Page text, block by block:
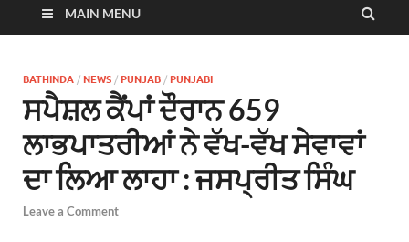
MAIN MENU
BATHINDA / NEWS / PUNJAB / PUNJABI
ਸਪੈਸ਼ਲ ਕੈਂਪਾਂ ਦੌਰਾਨ 659
ਲਾਭਪਾਤਰੀਆਂ ਨੇ ਵੱਖ-ਵੱਖ ਸੇਵਾਵਾਂ
ਦਾ ਲਿਆ ਲਾਹਾ : ਜਸਪ੍ਰੀਤ ਸਿੰਘ
Leave a Comment